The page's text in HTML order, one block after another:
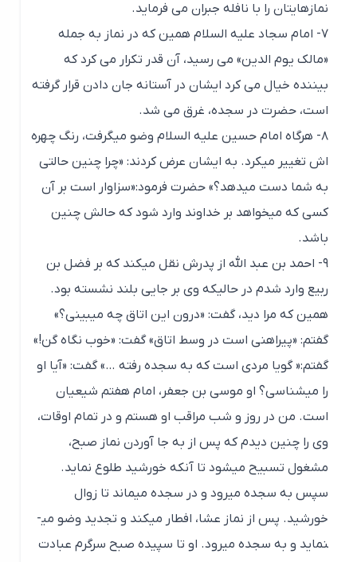
نمازهایتان را با نافله جبران می­ فرماید.
۷- امام سجاد علیه السلام همین که در نماز به جمله
«مالک یوم الدین» می رسید، آن قدر تکرار می کرد که
بیننده خیال می کرد ایشان در آستانه جان دادن قرار گرفته
است، حضرت در سجده، غرق می شد.
۸- هرگاه امام حسین علیه السلام وضو می­گرفت، رنگ چهره
اش تغییر می­کرد. به ایشان عرض کردند: «چرا چنین حالتی
به شما دست می­دهد؟» حضرت فرمود:«سزاوار است بر آن
کسی که می­خواهد بر خداوند وارد شود که حالش چنین
باشد.
۹- احمد بن عبد الله از پدرش نقل می­کند که بر فضل بن
ربیع وارد شدم در حالیکه وی بر جایی بلند نشسته بود.
همین که مرا دید، گفت: «درون این اتاق چه می­بینی؟»
گفتم: «پیراهنی است در وسط اتاق» گفت: «خوب نگاه گن!»
گفتم:« گویا مردی است که به سجده رفته …» گفت: «آیا او
را می­شناسی؟ او موسی بن جعفر، امام هفتم شیعیان
است. من در روز و شب مراقب او هستم و در تمام اوقات،
وی را چنین دیدم که پس از به جا آوردن نماز صبح،
مشغول تسبیح می­شود تا آنکه خورشید طلوع نماید.
سپس به سجده می­رود و در سجده می­ماند تا زوال
خورشید. پس از نماز عشا، افطار می­کند و تجدید وضو می­
نماید و به سجده می­رود. او تا سپیده صبح سرگرم عبادت